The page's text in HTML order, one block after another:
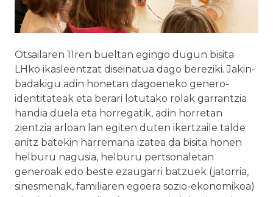
Otsailaren 11ren bueltan egingo dugun bisita
LHko ikasleentzat diseinatua dago bereziki. Jakin-
badakigu adin honetan dagoeneko genero-
identitateak eta berari lotutako rolak garrantzia
handia duela eta horregatik, adin horretan
zientzia arloan lan egiten duten ikertzaile talde
anitz batekin harremana izatea da bisita honen
helburu nagusia, helburu pertsonaletan
generoak edo beste ezaugarri batzuek (jatorria,
sinesmenak, familiaren egoera sozio-ekonomikoa)